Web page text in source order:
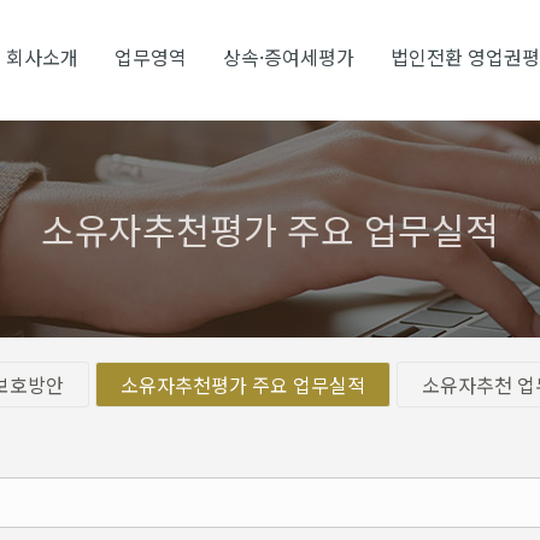
회사소개 업무영역 상속·증여세평가 법인전환 영업권
소유자추천평가 주요 업무실적
호방안 소유자추천평가 주요 업무실적 소유자추천